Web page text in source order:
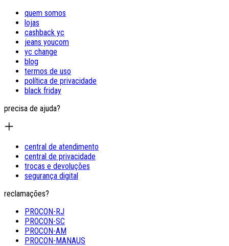
quem somos
lojas
cashback yc
jeans youcom
yc change
blog
termos de uso
política de privacidade
black friday
precisa de ajuda?
central de atendimento
central de privacidade
trocas e devoluções
segurança digital
reclamações?
PROCON-RJ
PROCON-SC
PROCON-AM
PROCON-MANAUS